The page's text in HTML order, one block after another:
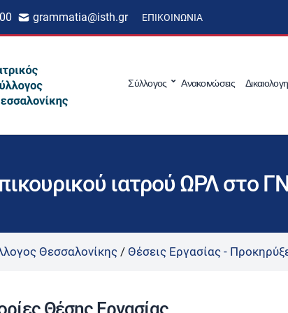
grammatia@isth.gr ΕΠΙΚΟΙΝΩΝΊΑ
Σύλλογος Ανακοινώσεις
ιατρού ΩΡΛ στο
Θεσσαλονίκης / Θέσεις Εργασίας -
Θέσης Εργασίας